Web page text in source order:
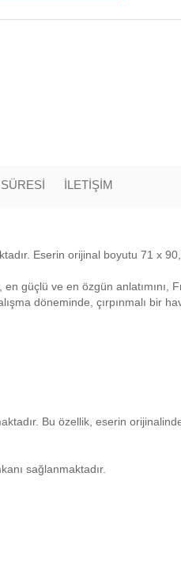
İLETİŞİM
Eserin orijinal boyutu 71 x
güçlü ve en özgün anlatımını,
döneminde, çırpınmalı bir
Bu özellik, eserin
sağlanmaktadır.